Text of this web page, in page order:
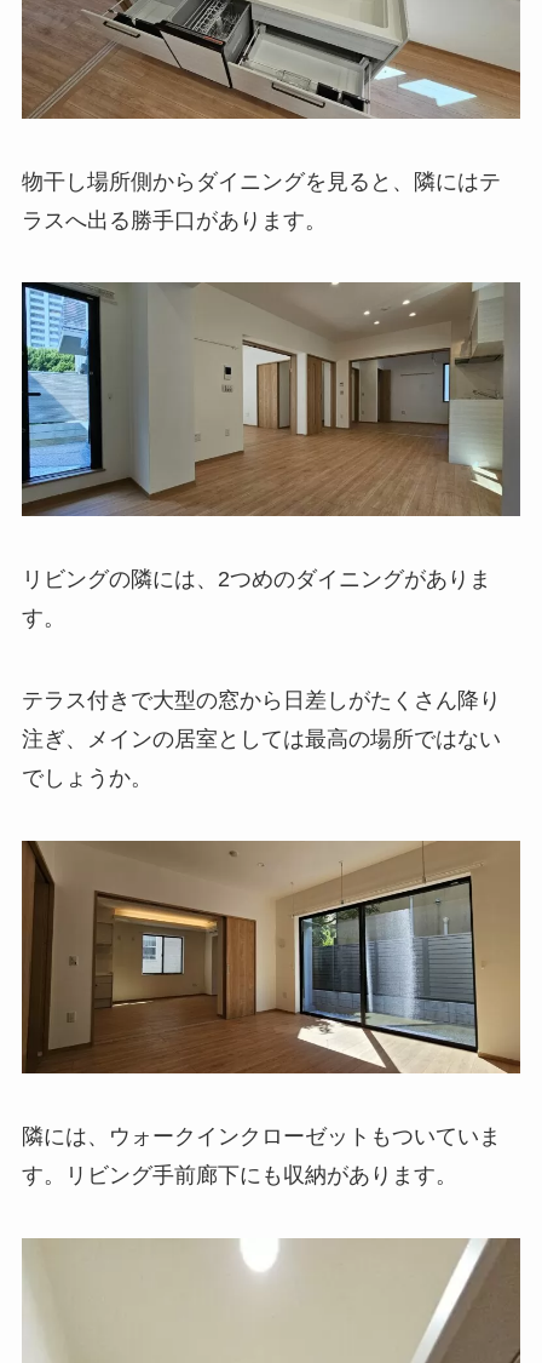
物干し場所側からダイニングを見ると、隣にはテ
ラスへ出る勝手口があります。
リビングの隣には、2つめのダイニングがありま
す。
テラス付きで大型の窓から日差しがたくさん降り
注ぎ、メインの居室としては最高の場所ではない
でしょうか。
隣には、ウォークインクローゼットもついていま
す。リビング手前廊下にも収納があります。